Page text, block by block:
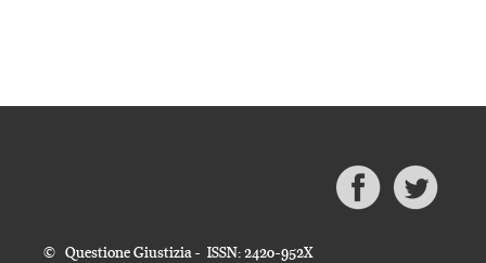
© Questione Giustizia - ISSN: 2420-952X